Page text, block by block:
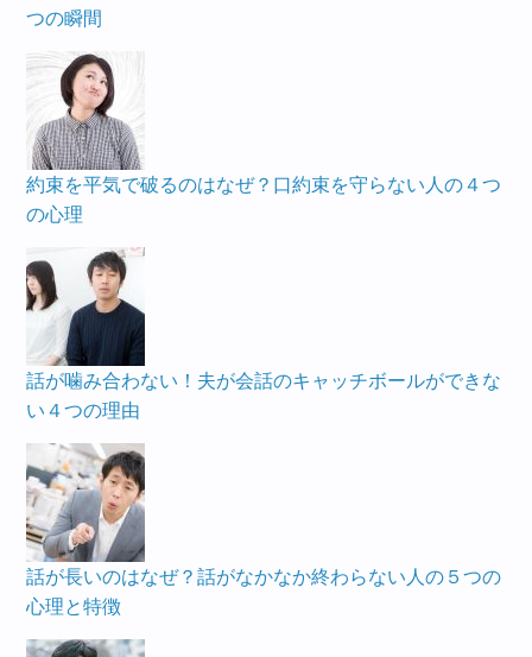
つの瞬間
約束を平気で破るのはなぜ？口約束を守らない人の４つ
の心理
話が噛み合わない！夫が会話のキャッチボールができな
い４つの理由
話が長いのはなぜ？話がなかなか終わらない人の５つの
心理と特徴